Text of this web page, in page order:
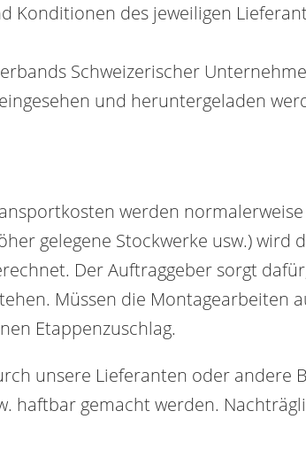
Konditionen des jeweiligen
Schweizerischer
und heruntergeladen
werden
gelegene Stockwerke usw.) wird
Der Auftraggeber sorgt
Müssen die Montagearbeiten
Etappenzuschlag.
unsere Lieferanten oder andere
haftbar gemacht werden.